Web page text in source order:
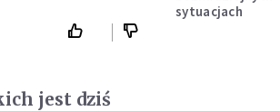
jest dziś
sytuacjach